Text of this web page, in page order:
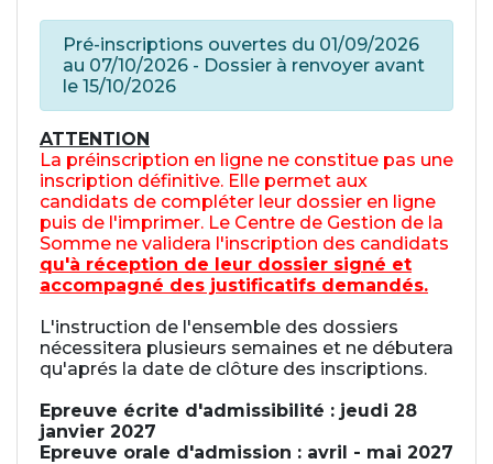
Pré-inscriptions ouvertes du 01/09/2026
au 07/10/2026 - Dossier à renvoyer avant
le 15/10/2026
ATTENTION
La préinscription en ligne ne constitue pas une
inscription définitive. Elle permet aux
candidats de compléter leur dossier en ligne
puis de l'imprimer. Le Centre de Gestion de la
Somme ne validera l'inscription des candidats
qu'à réception de leur dossier signé et
accompagné des justificatifs demandés.
L'instruction de l'ensemble des dossiers
nécessitera plusieurs semaines et ne débutera
qu'aprés la date de clôture des inscriptions.
Epreuve écrite d'admissibilité : jeudi 28
janvier 2027
Epreuve orale d'admission : avril - mai 2027